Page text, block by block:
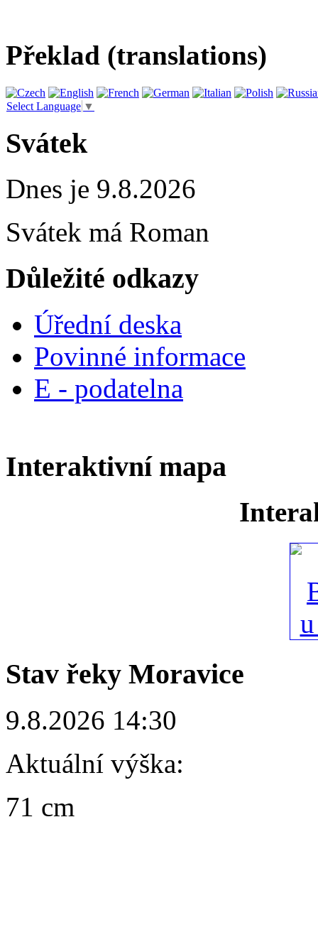
Překlad (translations)
Select Language ▼
Svátek
Dnes je 9.8.2026
Svátek má Roman
Důležité odkazy
Úřední deska
Povinné informace
E - podatelna
Interaktivní mapa
Stav řeky Moravice
9.8.2026 14:30
Aktuální výška:
71 cm